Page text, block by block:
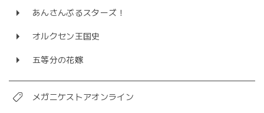
あんさんぶるスターズ！
オルクセン王国史
五等分の花嫁
メガニケストアオンライン